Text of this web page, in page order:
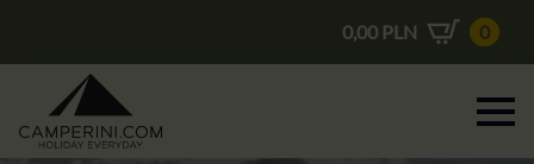
0,00 PLN 0